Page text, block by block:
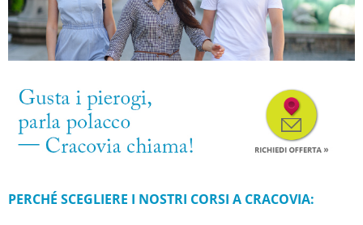
PERCHÉ SCEGLIERE I NOSTRI CORSI A CRACOVIA: